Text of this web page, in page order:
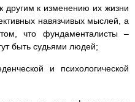
другим к изменению их жизни
навязчивых мыслей, а
что фундаменталисты –
быть судьями людей;
и психологической